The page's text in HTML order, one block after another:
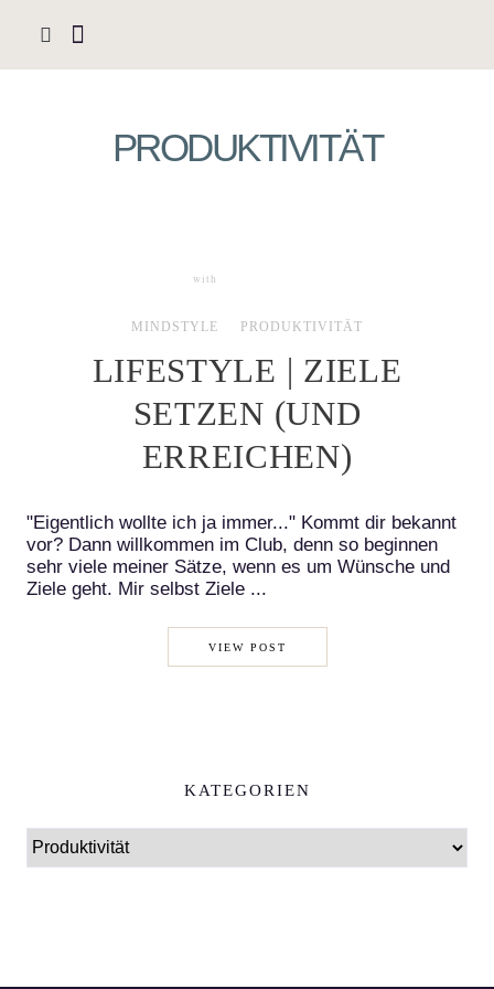
PRODUKTIVITÄT
with
MINDSTYLE PRODUKTIVITÄT
LIFESTYLE | ZIELE
SETZEN (UND
ERREICHEN)
"Eigentlich wollte ich ja immer..." Kommt dir bekannt
vor? Dann willkommen im Club, denn so beginnen
sehr viele meiner Sätze, wenn es um Wünsche und
Ziele geht. Mir selbst Ziele ...
VIEW POST
KATEGORIEN